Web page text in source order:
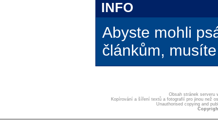
INFO
Abyste mohli
článkům,
Obsah stránek serveru
Kopírování a šíření textů a fotografií pro jinou než
Unauthorised copying and